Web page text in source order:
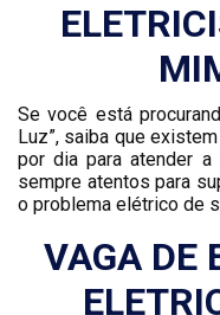
Se você está
Luz”, saiba que
por dia para atender a
sempre atentos para
o problema elétrico de
VAGA DE